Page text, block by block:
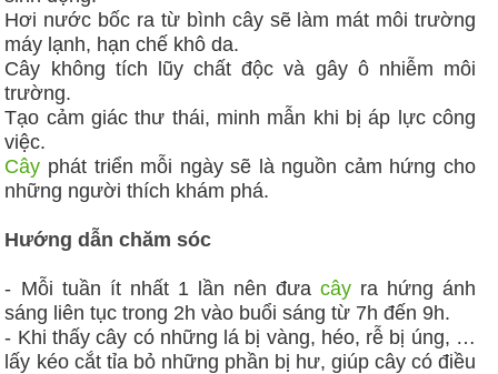
Hơi nước bốc ra từ bình cây sẽ làm mát môi trường
máy lạnh, hạn chế khô da.
Cây không tích lũy chất độc và gây ô nhiễm môi
trường.
Tạo cảm giác thư thái, minh mẫn khi bị áp lực công
việc.
Cây phát triển mỗi ngày sẽ là nguồn cảm hứng cho
những người thích khám phá.
Hướng dẫn chăm sóc
- Mỗi tuần ít nhất 1 lần nên đưa câyra hứng ánh
sáng liên tục trong 2h vào buổi sáng từ 7h đến 9h.
- Khi thấy cây có những lá bị vàng, héo, rễ bị úng, …
lấy kéo cắt tỉa bỏ những phần bị hư, giúp cây có điều